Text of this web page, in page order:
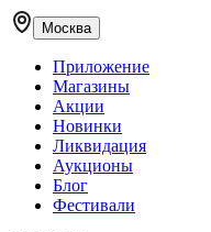
Москва
Приложение
Магазины
Акции
Новинки
Ликвидация
Аукционы
Блог
Фестивали